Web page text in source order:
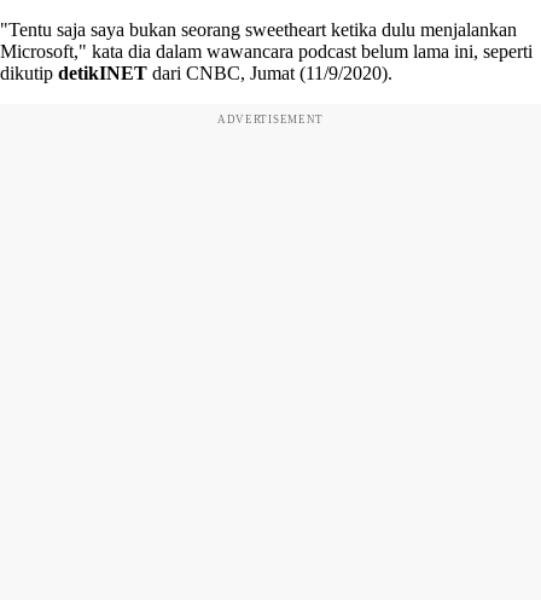
"Tentu saja saya bukan seorang sweetheart ketika dulu menjalankan
Microsoft," kata dia dalam wawancara podcast belum lama ini, seperti
dikutip detikINET dari CNBC, Jumat (11/9/2020).
ADVERTISEMENT